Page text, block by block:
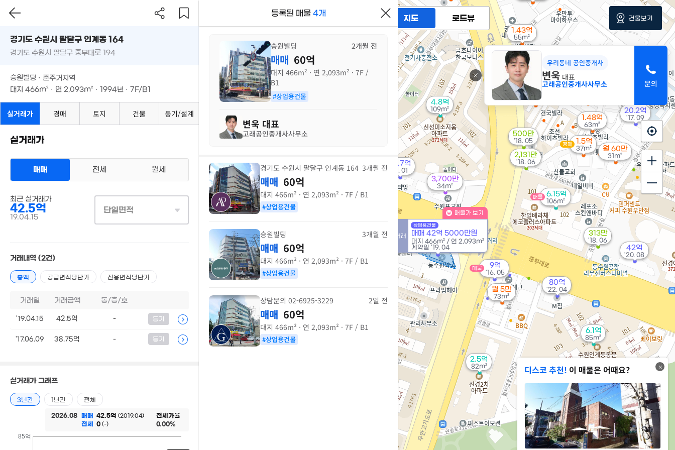
5.45억
115m²
1.5억
37m²
경매
6.1억
85m²
6.15억
106m²
매물
2.5억
82m²
매물가 보기
실거래
상업용건물
매매 42억 5000만원
대지 466m² / 연 2,093m²
계약일 '19. 04
월 35만
월 5만
73m²
9억
'16. 05
매물
4.8억
109m²
12.7억
'15. 01
매물
1.43억
55m²
1.3억
53m²
월 60만
31m²
56m²
1.9억
68m²
231m²
80억
'22. 04
1.48억
63m²
42억
'20. 08
3,700만
34m²
313만
'18. 06
3,758만
'18. 06
2,131만
'18. 06
500만
'18. 05
4억
259m²
20.2억
'17. 09
2.5억
172m²
3.75억
2.7억
디스코 추천! 이 매물은 어때요?
우리동네 공인중개사
변욱 대표
고래공인중개사사무소
지도 로드뷰
지도
측정
총액
단가
매물만 보기 건물보기
등록된 매물 4개
승원빌딩 2개월 전
매매 60억
대지 466m² · 연 2,093m² · 7F /
B1
#상업용건물
변욱 대표
고래공인중개사사무소
경기도 수원시 팔달구 인계동 164 3개월 전
매매 60억
대지 466m² · 연 2,093m² · 7F / B1
#상업용건물
승원빌딩 3개월 전
매매 60억
대지 466m² · 연 2,093m² · 7F / B1
#상업용건물
상담문의 02-6925-3229 2일 전
매매 60억
대지 466m² · 연 2,093m² · 7F / B1
#상업용건물
경기도 수원시 팔달구 인계동 164
경기도 수원시 팔달구 중부대로 194
승원빌딩 · 준주거지역
대지 466m² · 연 2,093m² · 1994년 · 7F/B1
실거래가 경매 토지 건물 등기/설계
실거래가
매매 전세 월세
최근 실거래가
42.5억
19.04.15
단일면적
거래내역 (2건)
총액 공급면적당단가 전용면적당단가
거래일 거래금액 동/층/호
'19.04.15 42.5억 - 등기
'17.06.09 38.75억 - 등기
실거래가 그래프
3년간 1년간 전체
2026.08 매매 42.5억 (2019.04)
전세 0 (-)
전세가율
0.00%
85억